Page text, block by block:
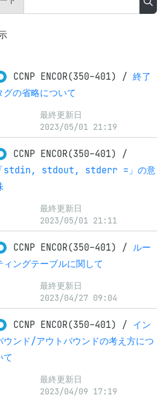
CCNP ENCOR(350-401) /終了
グの省略について
最終更新日
2023/05/01 21:19
CCNP ENCOR(350-401) /
「stdin, stdout, stderr =」の意
最終更新日
2023/05/01 21:11
CCNP ENCOR(350-401) / ルー
ィングテーブルに関して
最終更新日
2023/04/27 09:04
CCNP ENCOR(350-401) / イン
ウンド/アウトバウンドの考え方につ
て
最終更新日
2023/04/09 17:19